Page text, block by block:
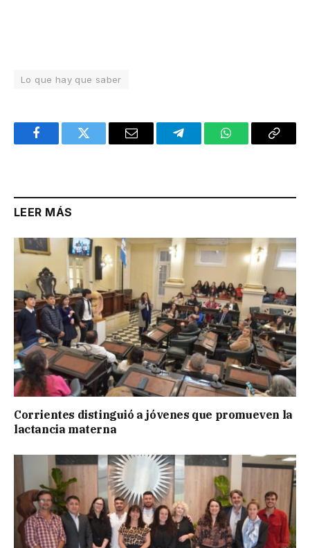
Lo que hay que saber
FacebookTwitter Email TelegramWhatsAppCopy
LEER MÁS
Corrientes distinguió a jóvenes que promueven la
lactancia materna